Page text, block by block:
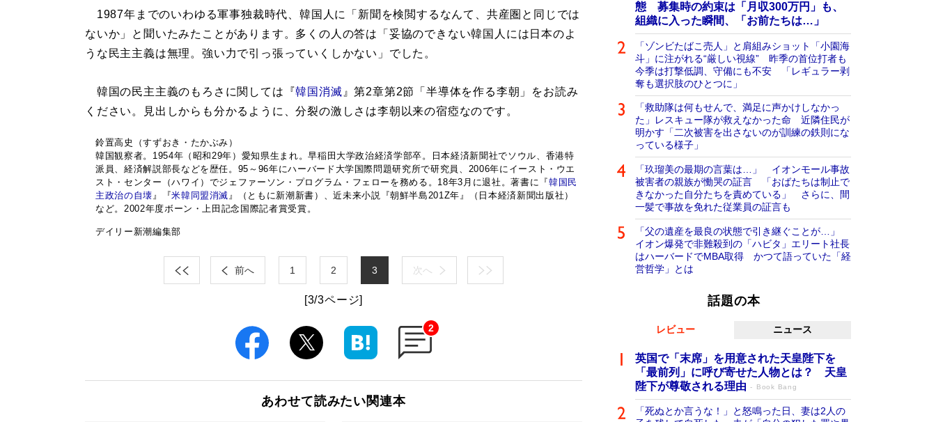
1987年までのいわゆる軍事独裁時代、韓国人に「新聞を検閲するなんて、共産圏と同じでは
ないか」と聞いたみたことがあります。多くの人の答は「妥協のできない韓国人には日本のよ
うな民主主義は無理。強い力で引っ張っていくしかない」でした。
韓国の民主主義のもろさに関しては『韓国消滅 』第2章第2節「半導体を作る李朝」をお読み
ください。見出しからも分かるように、分裂の激しさは李朝以来の宿瘂なのです。
鈴置高史（すずおき・たかぶみ）
韓国観察者。1954年（昭和29年）愛知県生まれ。早稲田大学政治経済学部卒。日本経済新聞社でソウル、香港特
派員、経済解説部長などを歴任。95～96年にハーバード大学国際問題研究所で研究員、2006年にイースト・ウエ
スト・センター（ハワイ）でジェファーソン・プログラム・フェローを務める。18年3月に退社。著書に『韓国民
主政治の自壊』『米韓同盟消滅』（ともに新潮新書）、近未来小説『朝鮮半島201Z年』（日本経済新聞出版社）
など。2002年度ボーン・上田記念国際記者賞受賞。
デイリー新潮編集部
前へ 1 2 3 次へ
[3/3ページ]
2
あわせて読みたい関連本
態 募集時の約束は「月収300万円」も、
組織に入った瞬間、「お前たちは…」
「ゾンビたばこ売人」と肩組みショット「小園海
斗」に注がれる“厳しい視線” 昨季の首位打者も
今季は打撃低調、守備にも不安 「レギュラー剥
奪も選択肢のひとつに」
「救助隊は何もせんで、満足に声かけしなかっ
た」レスキュー隊が救えなかった命 近隣住民が
明かす「二次被害を出さないのが訓練の鉄則にな
っている様子」
「玖瑠美の最期の言葉は…」 イオンモール事故
被害者の親族が慟哭の証言 「おばたちは制止で
きなかった自分たちを責めている」 さらに、間
一髪で事故を免れた従業員の証言も
「父の遺産を最良の状態で引き継ぐことが…」
イオン爆発で非難殺到の「ハビタ」エリート社長
はハーバードでMBA取得 かつて語っていた「経
営哲学」とは
話題の本
レビュー ニュース
英国で「末席」を用意された天皇陛下を
「最前列」に呼び寄せた人物とは？ 天皇
陛下が尊敬される理由
Book Bang
「死ぬとか言うな！」と怒鳴った日、妻は2人の